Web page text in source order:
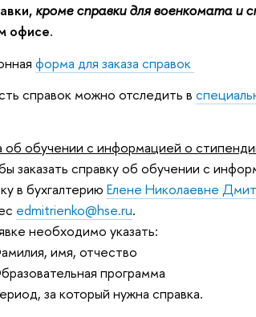
кроме справки для военкомата и
офисе.
форма для заказа справок
справок можно отследить в
об обучении с информацией о
заказать справку об обучении с
в бухгалтериюЕлене Николаевне
edmitrienko@hse.ru.
необходимо указать:
имя, отчество
программа
за который нужна справка.